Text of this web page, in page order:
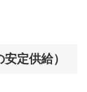
定供給）